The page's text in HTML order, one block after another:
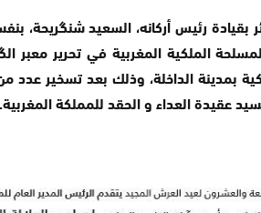
بقيادة رئيس أركانه، السعيد شنگريحة،
الملكية المغربية في تحرير معبر
بمدينة الداخلة، وذلك بعد تسخير
عقيدة العداء و الحقد للمملكة المغربية.